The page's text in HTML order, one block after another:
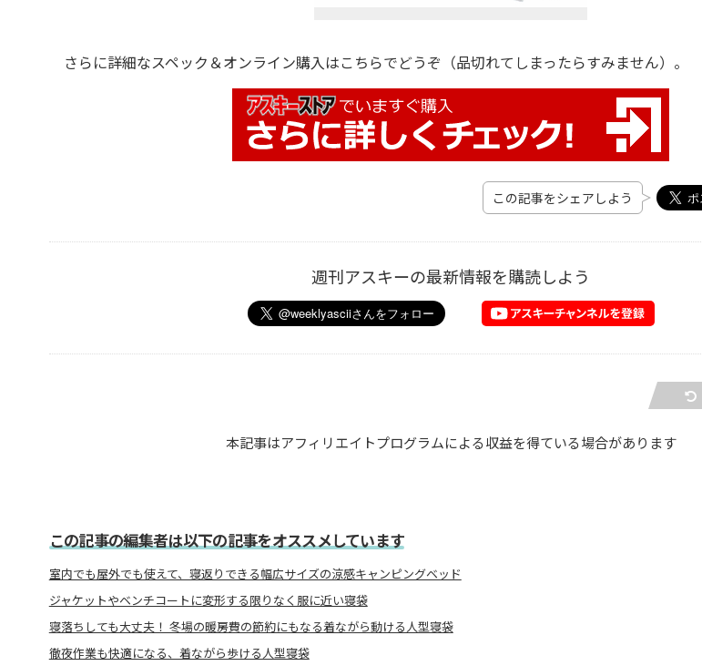
さらに詳細なスペック＆オンライン購入はこちらでどうぞ（品切れてしまったらすみません）。
この記事をシェアしよう
週刊アスキーの最新情報を購読しよう
本記事はアフィリエイトプログラムによる収益を得ている場合があります
この記事の編集者は以下の記事をオススメしています
室内でも屋外でも使えて、寝返りできる幅広サイズの涼感キャンピングベッド
ジャケットやベンチコートに変形する限りなく服に近い寝袋
寝落ちしても大丈夫！ 冬場の暖房費の節約にもなる着ながら動ける人型寝袋
徹夜作業も快適になる、着ながら歩ける人型寝袋